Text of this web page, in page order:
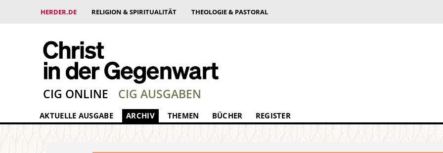
HERDER.DE RELIGION & SPIRITUALITÄT THEOLOGIE & PASTORAL
CIG ONLINE CIG AUSGABEN
AKTUELLE AUSGABE ARCHIV THEMEN BÜCHER REGISTER